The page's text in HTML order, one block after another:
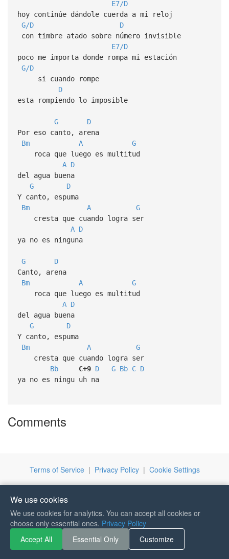
E7/D
hoy continúe dándole cuerda a mi reloj
G/D
D
con timbre atado sobre número invisible
E7/D
poco me importa donde rompa mi estación
G/D
si cuando rompe
D
esta rompiendo lo imposible
G
D
Por eso canto, arena
Bm
A
G
roca que luego es multitud
A D
del agua buena
G
D
Y canto, espuma
Bm
A
G
cresta que cuando logra ser
A D
ya no es ninguna
G
D
Canto, arena
Bm
A
G
roca que luego es multitud
A D
del agua buena
G
D
Y canto, espuma
Bm
A
G
cresta que cuando logra ser
Bb
C+9 D G Bb C D
ya no es ningu uh na
Comments
Terms of Service| Privacy Policy| Cookie Settings
We use cookies
We use cookies for analytics. You can accept all cookies or
choose only essential ones. Privacy Policy
Accept All
Essential Only Customize
If you like Guitar Songs, you
can buy me a coffee :)